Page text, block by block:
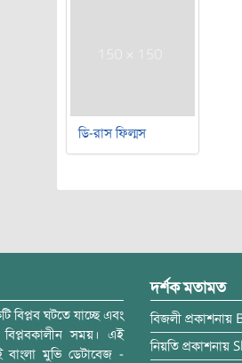
ডি-রাস ফিল্মস
বিপ্লব ঘটতে যাচ্ছে এবং
সময়। এই
বাংলা মুভি ডেটাবেজ -
দর্শক মতামত
বিজলী প্রকাশনায়
নিয়তি প্রকাশনায়